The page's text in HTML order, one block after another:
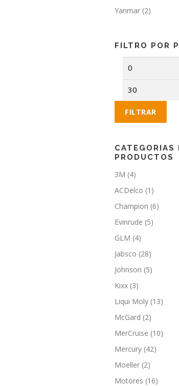
Yanmar (2)
FILTRO POR
Precio
mínimo
FILTRAR
CATEGORIAS
PRODUCTOS
3M (4)
ACDelco (1)
Champion (6)
Evinrude (5)
GLM (4)
Jabsco (28)
Johnson (5)
Kixx (3)
Liqui Moly (13)
McGard (2)
MerCruise (10)
Mercury (42)
Moeller (2)
Motores (16)